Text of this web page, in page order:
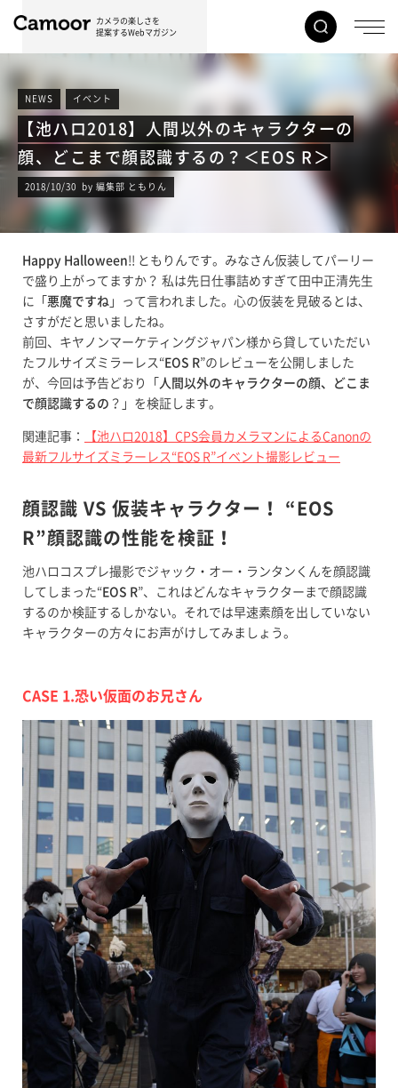
カメラの楽しさを
提案するWebマガジン
NEWS イベント
【池ハロ2018】人間以外のキャラクターの
顔、どこまで顔認識するの？＜EOS R＞
2018/10/30 by 編集部 ともりん
Happy Halloween!! ともりんです。みなさん仮装してパーリー
で盛り上がってますか？ 私は先日仕事詰めすぎて田中正清先生
に「 悪魔ですね 」って言われました。心の仮装を見破るとは、
さすがだと思いましたね。
前回、キヤノンマーケティングジャパン様から貸していただい
たフルサイズミラーレス“ EOS R”のレビューを公開しました
が、今回は予告どおり「 人間以外のキャラクターの顔、どこま
で顔認識するの ？」を検証します。
関連記事：
【池ハロ2018】CPS会員カメラマンによるCanonの
最新フルサイズミラーレス“EOS R”イベント撮影レビュー
顔認識 VS 仮装キャラクター！ “EOS
R”顔認識の性能を検証！
池ハロコスプレ撮影でジャック・オー・ランタンくんを顔認識
してしまった“ EOS R”、これはどんなキャラクターまで顔認識
するのか検証するしかない。それでは早速素顔を出していない
キャラクターの方々にお声がけしてみましょう。
CASE 1.恐い仮面のお兄さん